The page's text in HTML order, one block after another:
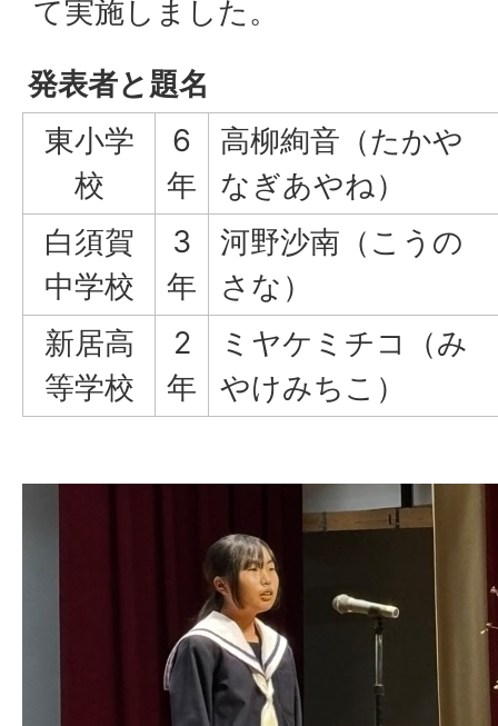
て実施しました。
発表者と題名
東小学
校
6
年
高柳絢音（たかや
なぎあやね）
白須賀
中学校
3
年
河野沙南（こうの
さな）
新居高
等学校
2
年
ミヤケミチコ（み
やけみちこ）